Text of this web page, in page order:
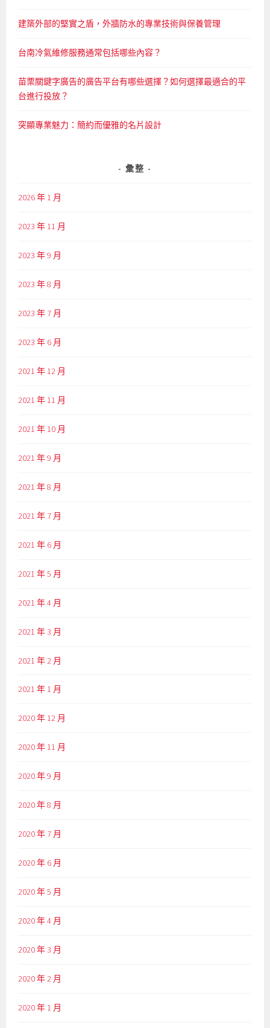
建築外部的堅實之盾，外牆防水的專業技術與保養管理
台南冷氣維修服務通常包括哪些內容？
苗栗關鍵字廣告的廣告平台有哪些選擇？如何選擇最適合的平
台進行投放？
突顯專業魅力：簡約而優雅的名片設計
彙整
2026 年 1 月
2023 年 11 月
2023 年 9 月
2023 年 8 月
2023 年 7 月
2023 年 6 月
2021 年 12 月
2021 年 11 月
2021 年 10 月
2021 年 9 月
2021 年 8 月
2021 年 7 月
2021 年 6 月
2021 年 5 月
2021 年 4 月
2021 年 3 月
2021 年 2 月
2021 年 1 月
2020 年 12 月
2020 年 11 月
2020 年 9 月
2020 年 8 月
2020 年 7 月
2020 年 6 月
2020 年 5 月
2020 年 4 月
2020 年 3 月
2020 年 2 月
2020 年 1 月